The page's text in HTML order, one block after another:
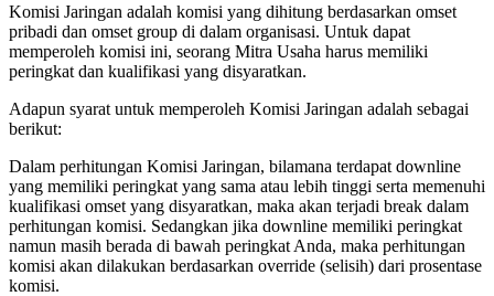
Komisi Jaringan adalah komisi yang dihitung berdasarkan omset
pribadi dan omset group di dalam organisasi. Untuk dapat
memperoleh komisi ini, seorang Mitra Usaha harus memiliki
peringkat dan kualifikasi yang disyaratkan.
Adapun syarat untuk memperoleh Komisi Jaringan adalah sebagai
berikut:
Dalam perhitungan Komisi Jaringan, bilamana terdapat downline
yang memiliki peringkat yang sama atau lebih tinggi serta memenuhi
kualifikasi omset yang disyaratkan, maka akan terjadi break dalam
perhitungan komisi. Sedangkan jika downline memiliki peringkat
namun masih berada di bawah peringkat Anda, maka perhitungan
komisi akan dilakukan berdasarkan override (selisih) dari prosentase
komisi.